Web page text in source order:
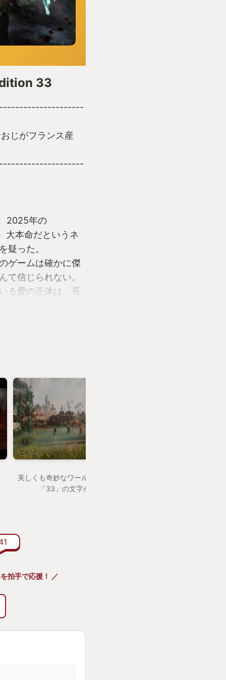
33
じがフランス産
2025年の
大本命だというネ
疑った。
ゲームは確かに傑
て信じられない。
る愛の正体は、長
ないからだ。
のファイナルファ
。（※個人の感想で
意図はありませ
2』がきっかけだ
の聖女ユウナが
謎のトゲトゲで隠
ディ・ミッショ
絶望感よ。当時、
いつかず、
タリス」という呪
」を感じて楽しめ
あのワクワク」は
少年」から、立派
げていたのだ。
美しくも奇妙なワールドマップ 空には常に
「33」の文字が浮かんでいる
拍手で応援！ ／